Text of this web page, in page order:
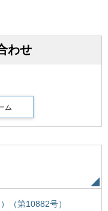
わせ
（第10882号）